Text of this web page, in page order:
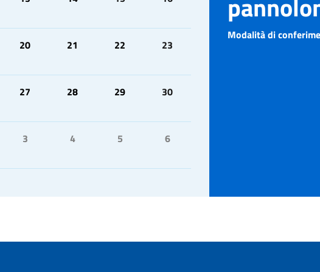
20 21 22 23
27 28 29 30
3 4 5 6
Modalità di